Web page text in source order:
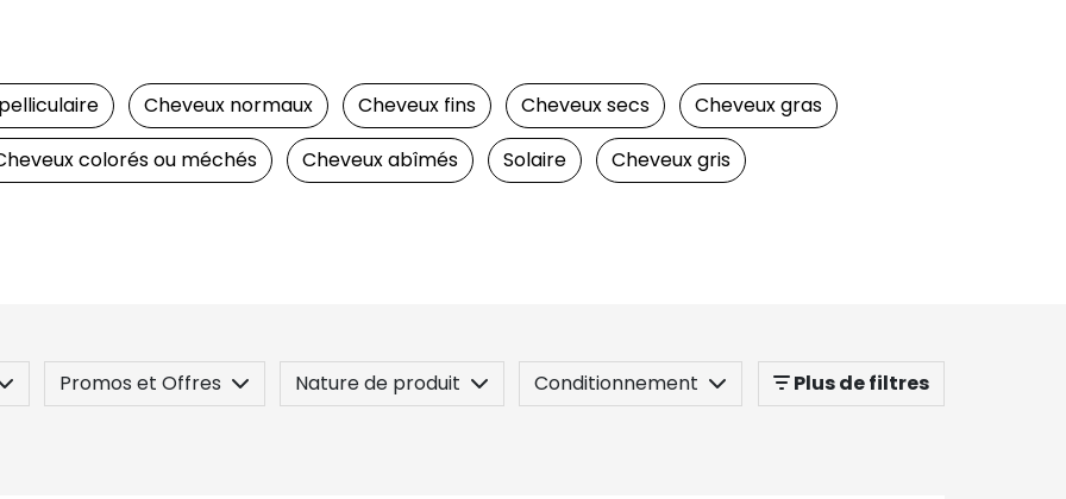
Cheveux normaux Cheveux fins Cheveux secs
Cheveux gras
colorés ou méchés Cheveux abîmés Solaire
Cheveux gris
Promos et Offres Nature de produit
Conditionnement
Plus de filtres